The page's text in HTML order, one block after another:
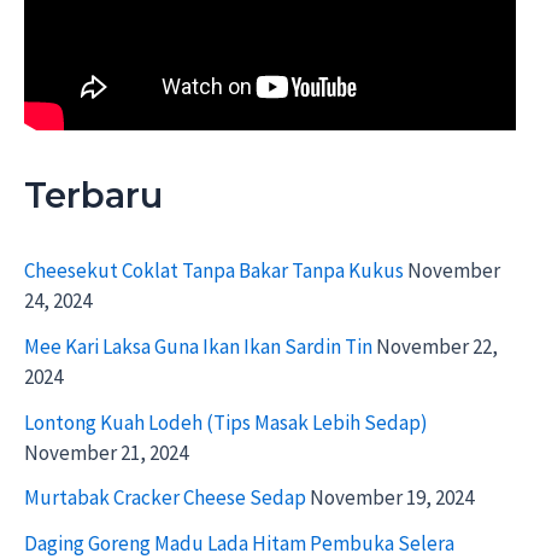
Terbaru
Cheesekut Coklat Tanpa Bakar Tanpa Kukus November
24, 2024
Mee Kari Laksa Guna Ikan Ikan Sardin TinNovember 22,
2024
Lontong Kuah Lodeh (Tips Masak Lebih Sedap)
November 21, 2024
Murtabak Cracker Cheese SedapNovember 19, 2024
Daging Goreng Madu Lada Hitam Pembuka Selera